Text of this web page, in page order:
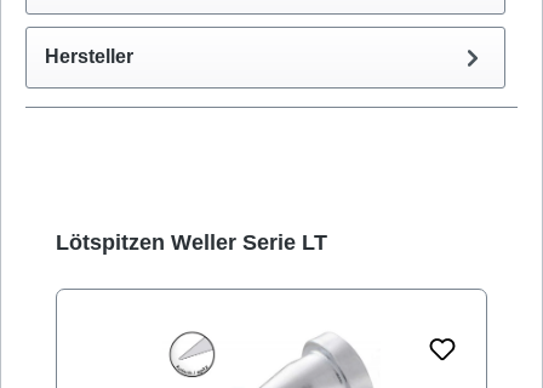
Hersteller
Produktgalerie überspringen
Lötspitzen Weller Serie LT